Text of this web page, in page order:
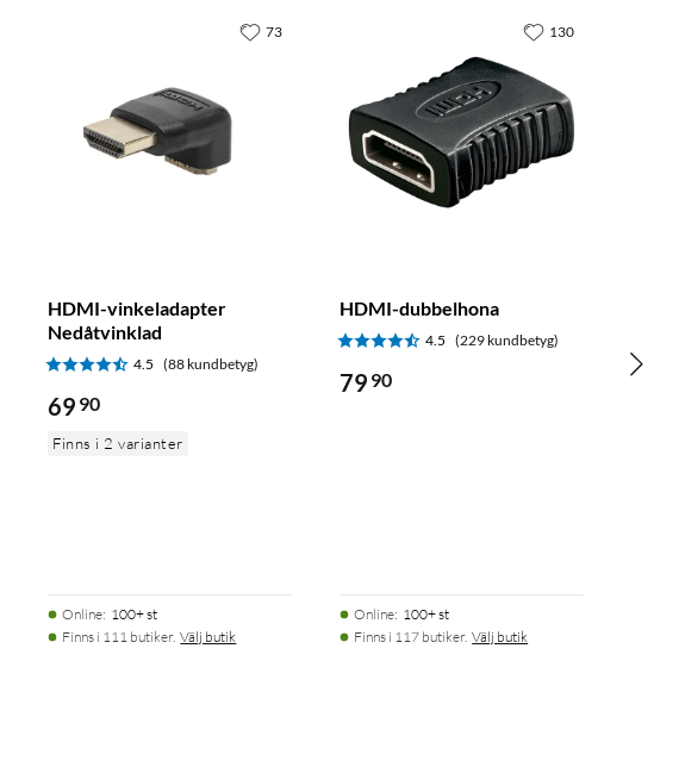
HDMI-vinkeladapter
Nedåtvinklad
4.5 (88 kundbetyg)
69 90
Finns i 2 varianter
Online: 100+ st
Finns i 111 butiker. Välj butik
73
HDMI-dubbelhona
4.5 (229 kundbetyg)
79 90
Online: 100+ st
Finns i 117 butiker. Välj butik
130